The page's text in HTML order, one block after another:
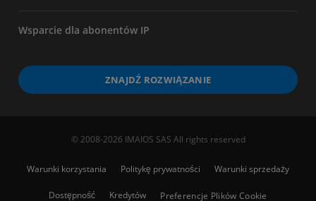
Wsparcie dla abonentów IP
ZNAJDŹ ROZWIĄZANIE
© 2008-2026 IMAIOS SAS All rights reserved
Warunki korzystania Politykę prywatności Warunki sprzedaży
Dostępność Kredytów Preferencje Plików Cookie